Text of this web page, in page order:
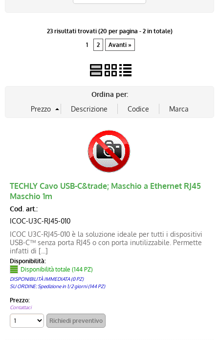
23 risultati trovati (20 per pagina - 2 in totale)
1
2 Avanti »
Ordina per:
TECHLY Cavo USB-C&trade; Maschio a Ethernet RJ45
Maschio 1m
Cod. art.:
ICOC-U3C-RJ45-010
ICOC U3C-RJ45-010 è la soluzione ideale per tutti i dispositivi
USB-C™ senza porta RJ45 o con porta inutilizzabile. Permette
infatti di [...]
Disponibilità:
Disponibilità totale (144 PZ)
DISPONIBILITÀ IMMEDIATA (0 PZ)
SU ORDINE: Spedizione in 1/2 giorni (144 PZ)
Prezzo:
Contattaci